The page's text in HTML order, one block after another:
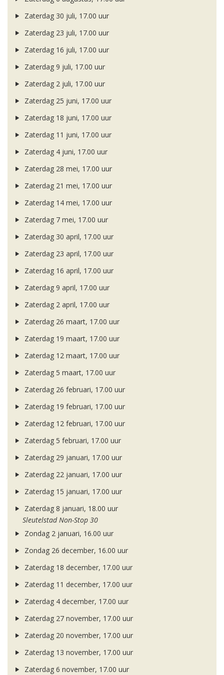
Zaterdag 30 juli, 17.00 uur
Zaterdag 23 juli, 17.00 uur
Zaterdag 16 juli, 17.00 uur
Zaterdag 9 juli, 17.00 uur
Zaterdag 2 juli, 17.00 uur
Zaterdag 25 juni, 17.00 uur
Zaterdag 18 juni, 17.00 uur
Zaterdag 11 juni, 17.00 uur
Zaterdag 4 juni, 17.00 uur
Zaterdag 28 mei, 17.00 uur
Zaterdag 21 mei, 17.00 uur
Zaterdag 14 mei, 17.00 uur
Zaterdag 7 mei, 17.00 uur
Zaterdag 30 april, 17.00 uur
Zaterdag 23 april, 17.00 uur
Zaterdag 16 april, 17.00 uur
Zaterdag 9 april, 17.00 uur
Zaterdag 2 april, 17.00 uur
Zaterdag 26 maart, 17.00 uur
Zaterdag 19 maart, 17.00 uur
Zaterdag 12 maart, 17.00 uur
Zaterdag 5 maart, 17.00 uur
Zaterdag 26 februari, 17.00 uur
Zaterdag 19 februari, 17.00 uur
Zaterdag 12 februari, 17.00 uur
Zaterdag 5 februari, 17.00 uur
Zaterdag 29 januari, 17.00 uur
Zaterdag 22 januari, 17.00 uur
Zaterdag 15 januari, 17.00 uur
Zaterdag 8 januari, 18.00 uur
Sleutelstad Non-Stop 30
Zondag 2 januari, 16.00 uur
Zondag 26 december, 16.00 uur
Zaterdag 18 december, 17.00 uur
Zaterdag 11 december, 17.00 uur
Zaterdag 4 december, 17.00 uur
Zaterdag 27 november, 17.00 uur
Zaterdag 20 november, 17.00 uur
Zaterdag 13 november, 17.00 uur
Zaterdag 6 november, 17.00 uur